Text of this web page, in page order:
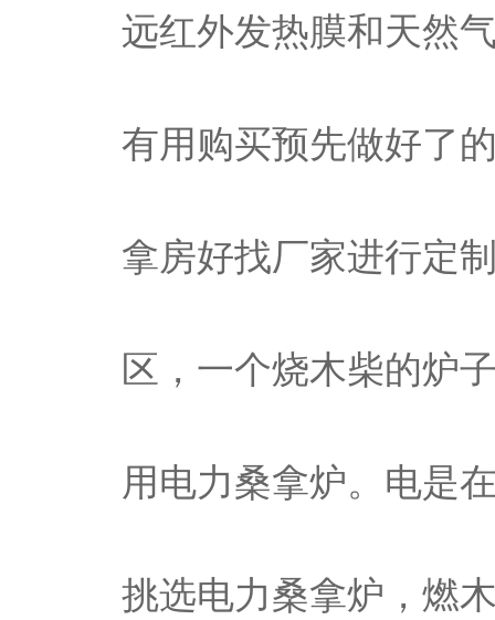
远红外发热膜和天然
有用购买预先做好了
拿房好找厂家进行定
区，一个烧木柴的炉
用电力桑拿炉。电是
挑选电力桑拿炉，燃